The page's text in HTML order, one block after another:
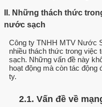
II. Những thách thức
nước sạch
Công ty TNHH MTV Nước
nhiều thách thức trong
sạch. Những vấn đề này
hoạt động mà còn tác động
ty.
2.1. Vấn đề về